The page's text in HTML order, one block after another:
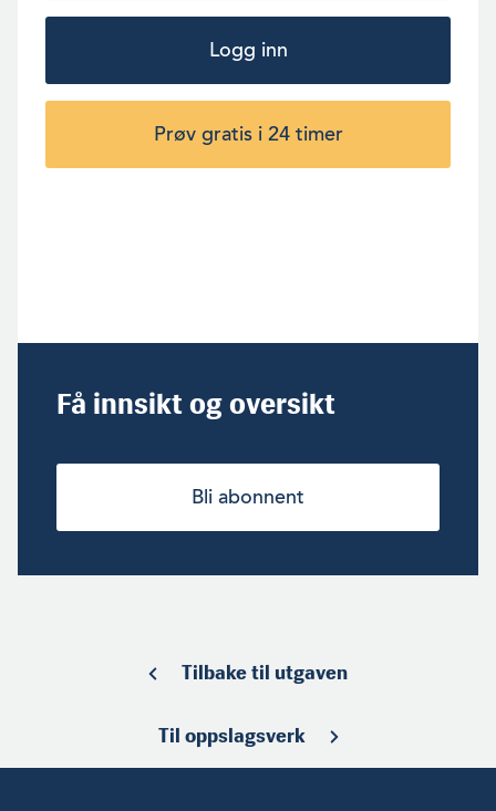
Logg inn
Prøv gratis i 24 timer
Få innsikt og oversikt
Bli abonnent
Tilbake til utgaven
Til oppslagsverk